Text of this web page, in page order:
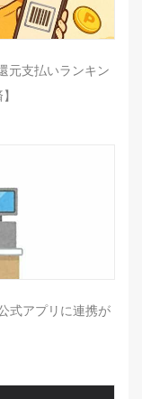
元支払いランキン
式アプリに連携が